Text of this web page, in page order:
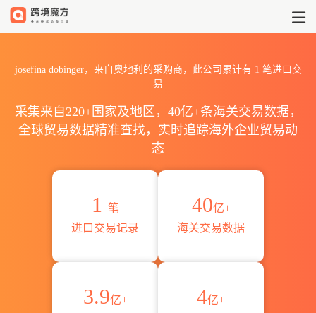
josefina dobinger，来自奥地利的采购商，此公司累计有 1 笔进口交
易
采集来自220+国家及地区，40亿+条海关交易数据，
全球贸易数据精准查找，实时追踪海外企业贸易动
态
1
笔
进口交易记录
40亿+
海关交易数据
3.9亿+
4亿+